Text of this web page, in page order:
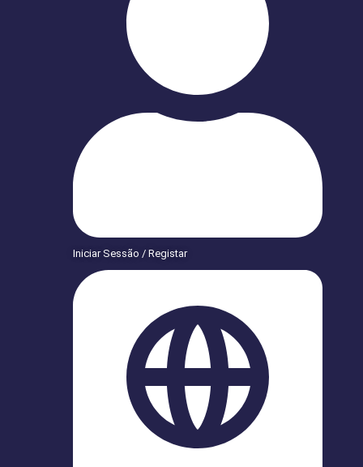
Iniciar Sessão / Registar